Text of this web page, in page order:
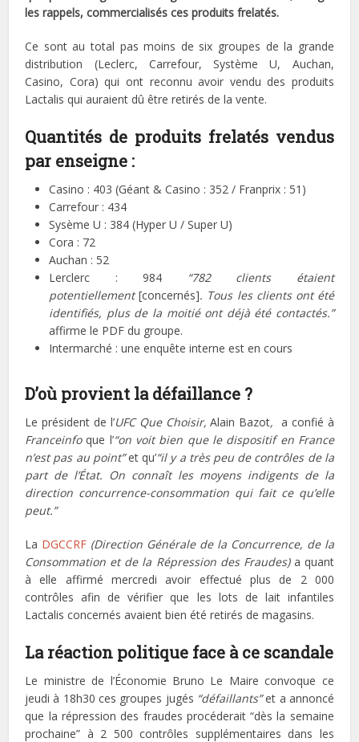
les rappels, commercialisés ces produits frelatés.
Ce sont au total pas moins de six groupes de la grande
distribution (Leclerc, Carrefour, Système U, Auchan,
Casino, Cora) qui ont reconnu avoir vendu des produits
Lactalis qui auraient dû être retirés de la vente.
Quantités de produits frelatés vendus
par enseigne :
Casino : 403 (Géant & Casino : 352 / Franprix : 51)
Carrefour : 434
Sysème U : 384 (Hyper U / Super U)
Cora : 72
Auchan : 52
Lerclerc : 984
“782 clients étaient
potentiellement[concernés]. Tous les clients ont été
identifiés, plus de la moitié ont déjà été contactés.”
affirme le PDF du groupe.
Intermarché : une enquête interne est en cours
D’où provient la défaillance ?
Le président de l’UFC Que Choisir,Alain Bazot, a confié à
Franceinfoque l’“on voit bien que le dispositif en France
n’est pas au point”et qu’“il y a très peu de contrôles de la
part de l’État. On connaît les moyens indigents de la
direction concurrence-consommation qui fait ce qu’elle
peut.”
La DGCCRF (Direction Générale de la Concurrence, de la
Consommation et de la Répression des Fraudes)a quant
à elle affirmé mercredi avoir effectué plus de 2 000
contrôles afin de vérifier que les lots de lait infantiles
Lactalis concernés avaient bien été retirés de magasins.
La réaction politique face à ce scandale
Le ministre de l’Économie Bruno Le Maire convoque ce
jeudi à 18h30 ces groupes jugés “défaillants”et a annoncé
que la répression des fraudes procéderait “dès la semaine
prochaine” à 2 500 contrôles supplémentaires dans les